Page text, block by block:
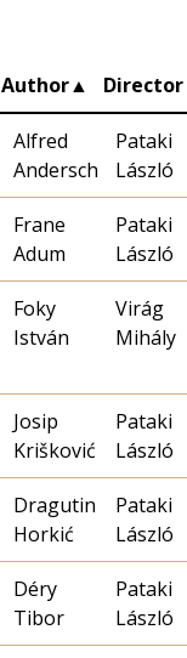
Author▲ Director
Alfred
Andersch
Pataki
László
Frane
Adum
Pataki
László
Foky
István
Virág
Mihály
Josip
Krišković
Pataki
László
Dragutin
Horkić
Pataki
László
Déry
Tibor
Pataki
László